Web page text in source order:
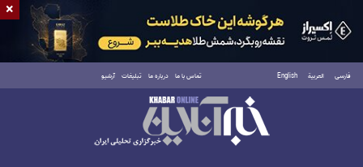
فارسی العربية English تماس با ما درباره ما تبلیغات آرشیو
جمعه ۱۶ مرداد ۱۴۰۵
×